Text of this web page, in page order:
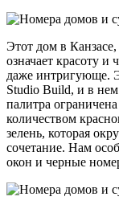
Этот дом в
означает красоту и
даже интригующе.
Studio Build, и в нем
палитра
количеством
зелень, которая
сочетание. Нам
окон и черные